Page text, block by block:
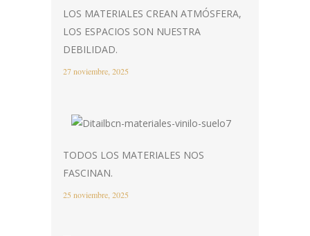
LOS MATERIALES CREAN ATMÓSFERA,
LOS ESPACIOS SON NUESTRA
DEBILIDAD.
27 noviembre, 2025
TODOS LOS MATERIALES NOS
FASCINAN.
25 noviembre, 2025